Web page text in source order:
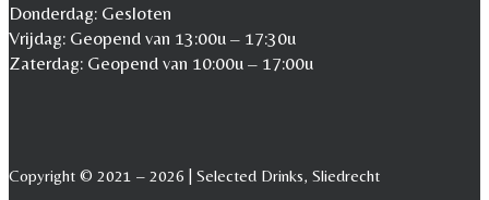
Donderdag: Gesloten
Vrijdag: Geopend van 13:00u – 17:30u
Zaterdag: Geopend van 10:00u – 17:00u
Copyright © 2021 – 2026 | Selected Drinks, Sliedrecht